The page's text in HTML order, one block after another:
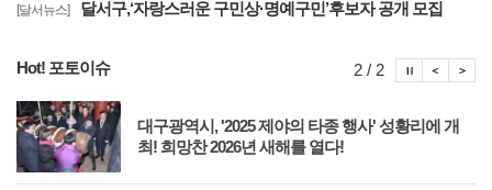
[달서뉴스] 달서구,‘자랑스러운 구민상·명예구민’후보자 공개 모집
Hot! 포토이슈
대구광역시, '2025 제야의 타종 행사' 성황리에 개
최! 희망찬 2026년 새해를 열다!
2 / 2 포
포토이